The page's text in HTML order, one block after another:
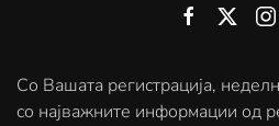
Со Вашата регистрација,
со најважните информации од